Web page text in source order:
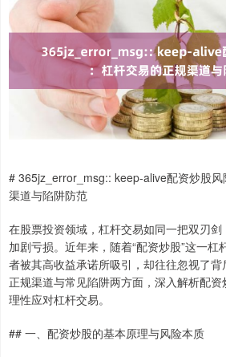
# 365jz_error_msg:: keep-alive配资炒股
渠道与陷阱防范
在股票投资领域，杠杆交易如同一把双刃
加剧亏损。近年来，随着“配资炒股”这一杠
者被其高收益承诺所吸引，却往往忽视了
正规渠道与常见陷阱两方面，深入解析配
理性应对杠杆交易。
## 一、配资炒股的基本原理与风险本质